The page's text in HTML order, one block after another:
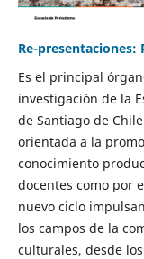
Re-
Es el principal
investigación de la
de Santiago de
orientada a la
conocimiento
docentes como por
nuevo ciclo
los campos de la
culturales, desde